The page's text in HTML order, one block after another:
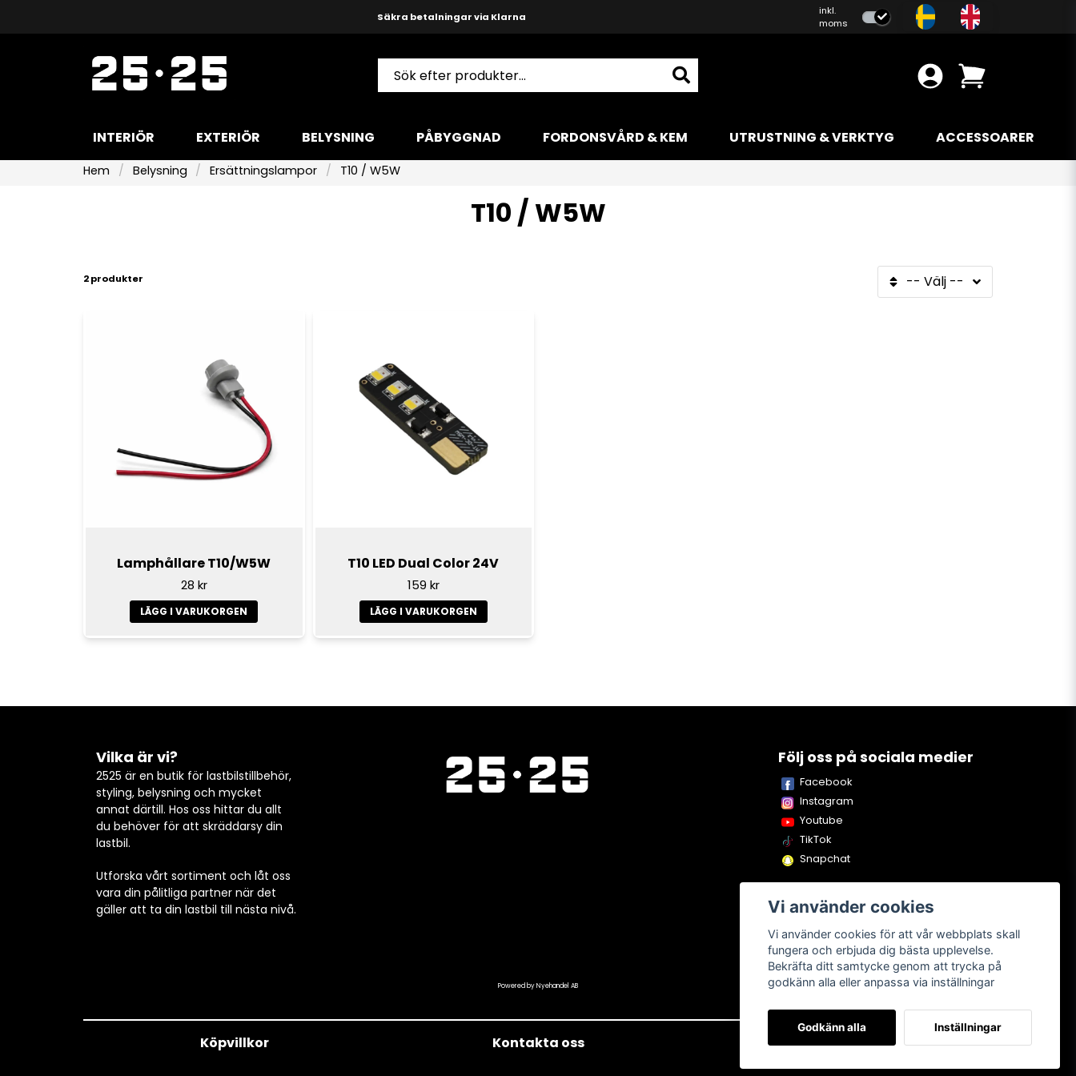
Säkra betalningar via Klarna
Produktkunnig och hjälpsam support
inkl.
moms
INTERIÖR EXTERIÖR BELYSNING PÅBYGGNAD FORDONSVÅRD & KEM UTRUSTNING & VERKTYG ACCESSOARER
Hem Belysning Ersättningslampor T10 / W5W
T10 / W5W
2 produkter -- Välj --
Lamphållare T10/W5W
28 kr
LÄGG I VARUKORGEN
T10 LED Dual Color 24V
159 kr
LÄGG I VARUKORGEN
Vilka är vi?
2525 är en butik för lastbilstillbehör,
styling, belysning och mycket
annat därtill. Hos oss hittar du allt
du behöver för att skräddarsy din
lastbil.
Utforska vårt sortiment och låt oss
vara din pålitliga partner när det
gäller att ta din lastbil till nästa nivå.
Följ oss på sociala medier
Facebook
Instagram
Youtube
TikTok
Snapchat
Powered by Nyehandel AB
Köpvillkor Kontakta oss Om oss
Vi använder cookies
Vi använder cookies för att vår webbplats skall
fungera och erbjuda dig bästa upplevelse.
Bekräfta ditt samtycke genom att trycka på
godkänn alla eller anpassa via inställningar
Godkänn alla Inställningar